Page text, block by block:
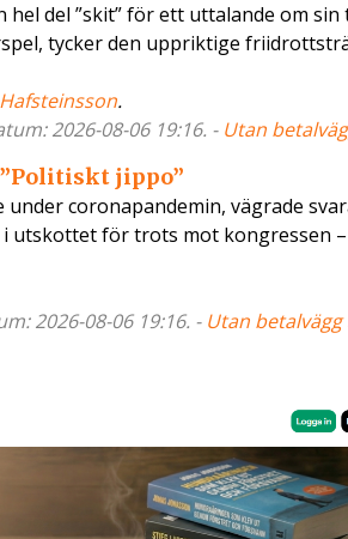
del ”skit” för ett uttalande om
tycker den uppriktige
.
2026-08-06 19:16. - Utan
jippo”
coronapandemin, vägrade
utskottet för trots mot kongressen
2026-08-06 19:16. - Utan betalvägg